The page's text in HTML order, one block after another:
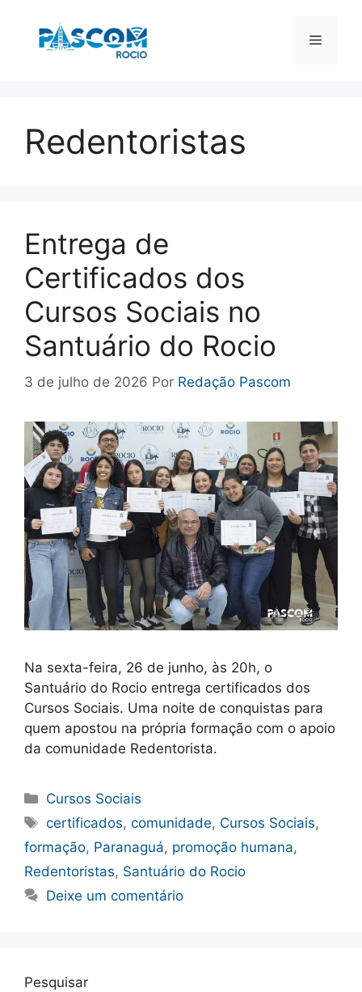
Menu
Redentoristas
Entrega de
Certificados dos
Cursos Sociais no
Santuário do Rocio
3 de julho de 2026 Por Redação Pascom
Na sexta-feira, 26 de junho, às 20h, o
Santuário do Rocio entrega certificados dos
Cursos Sociais. Uma noite de conquistas para
quem apostou na própria formação com o apoio
da comunidade Redentorista.
Categorias
Cursos Sociais
Tags
certificados,comunidade, Cursos Sociais,
formação, Paranaguá, promoção humana,
Redentoristas, Santuário do Rocio
Deixe um comentário
Pesquisar